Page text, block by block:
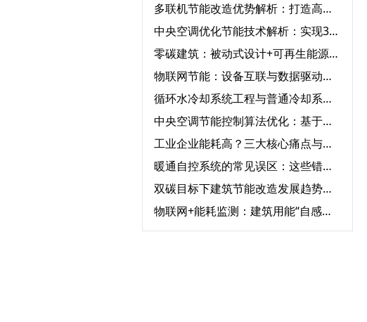
多联机节能改造优势解析：打造高效办公楼低噪音节能环境‌
中央空调优化节能技术解析：实现30%能耗成本降低的系统路径‌
零碳建筑：被动式设计+可再生能源的综合节能策略‌
物联网节能：设备互联与数据驱动的节能管理平台‌
循环水冷却系统工程与普通冷却系统的7大核心区别解析‌
中央空调节能控制算法优化：基于负荷预测的动态调节策略‌
工业企业能耗高？三大核心痛点与破局路径‌
暖通自控系统的常见误区：这些错误会让节能效果大打折扣‌
双碳目标下建筑节能改造发展趋势：从单体节能到区域能源系统优化‌
物联网+能耗监测：建筑用能“自感知、自分析”解决方案‌
沿海城市建筑节能：防腐蚀空调设备与海风利用方案‌